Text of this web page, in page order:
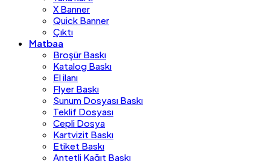
X Banner
Quick Banner
Çıktı
Matbaa
Broşür Baskı
Katalog Baskı
El ilanı
Flyer Baskı
Sunum Dosyası Baskı
Teklif Dosyası
Cepli Dosya
Kartvizit Baskı
Etiket Baskı
Antetli Kağıt Baskı